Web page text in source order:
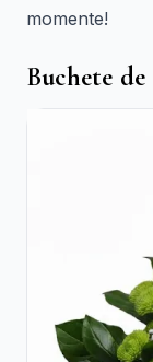
momente!
Buchete